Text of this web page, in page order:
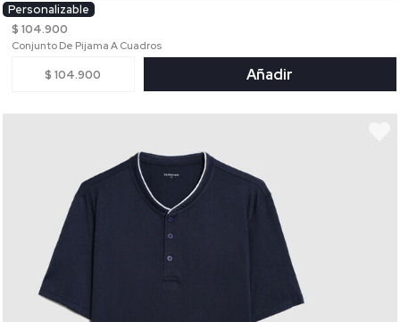
Personalizable
$ 104.900
Conjunto De Pijama A Cuadros
$ 104.900 Añadir